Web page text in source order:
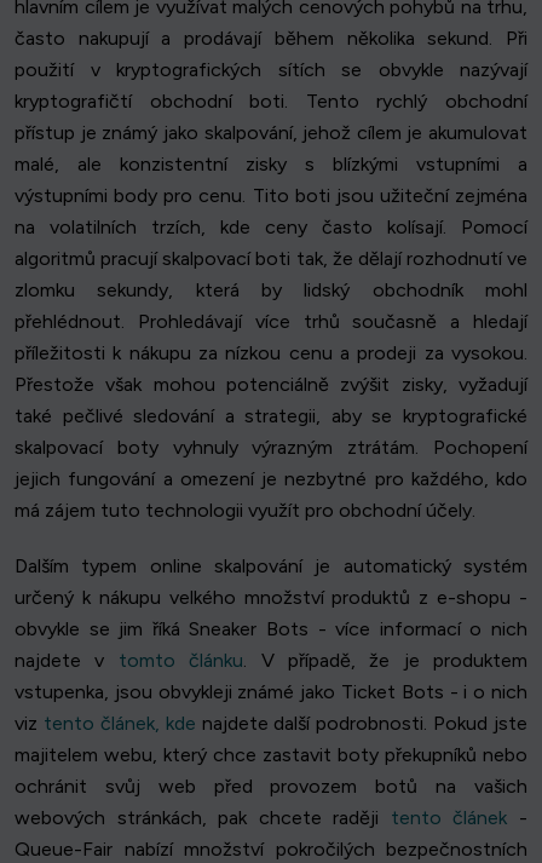
hlavním cílem je využívat malých cenových pohybů na trhu,
často nakupují a prodávají během několika sekund. Při
použití v kryptografických sítích se obvykle nazývají
kryptografičtí obchodní boti. Tento rychlý obchodní
přístup je známý jako skalpování, jehož cílem je akumulovat
malé, ale konzistentní zisky s blízkými vstupními a
výstupními body pro cenu. Tito boti jsou užiteční zejména
na volatilních trzích, kde ceny často kolísají. Pomocí
algoritmů pracují skalpovací boti tak, že dělají rozhodnutí ve
zlomku sekundy, která by lidský obchodník mohl
přehlédnout. Prohledávají více trhů současně a hledají
příležitosti k nákupu za nízkou cenu a prodeji za vysokou.
Přestože však mohou potenciálně zvýšit zisky, vyžadují
také pečlivé sledování a strategii, aby se kryptografické
skalpovací boty vyhnuly výrazným ztrátám. Pochopení
jejich fungování a omezení je nezbytné pro každého, kdo
má zájem tuto technologii využít pro obchodní účely.
Dalším typem online skalpování je automatický systém
určený k nákupu velkého množství produktů z e-shopu -
obvykle se jim říká Sneaker Bots - více informací o nich
najdete v tomto článku. V případě, že je produktem
vstupenka, jsou obvykleji známé jako Ticket Bots - i o nich
viz tento článek, kde najdete další podrobnosti. Pokud jste
majitelem webu, který chce zastavit boty překupníků nebo
ochránit svůj web před provozem botů na vašich
webových stránkách, pak chcete raději tento článek -
Queue-Fair nabízí množství pokročilých bezpečnostních